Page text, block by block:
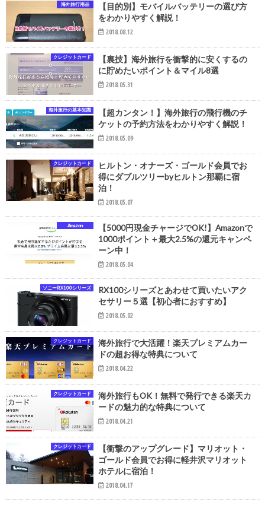
海外旅行用品
【目的別】モバイルバッテリーの選び方
をわかりやすく解説！
2018.08.12
クレジットカード
【裏技】海外旅行を衝撃的に安くするの
に貯めたいポイント＆マイル8選
2018.05.31
海外旅行の基本知識
【超カンタン！】海外旅行の飛行機のチ
ケットの予約方法をわかりやすく解説！
2018.05.09
クレジットカード
ヒルトン・オナーズ・ゴールド会員でお
得にダブルツリーbyヒルトン那覇に宿
泊！
2018.05.07
Amazon
【5000円現金チャージでOK!】Amazonで
1000ポイント＋最大2.5%の還元キャンペ
ーン中！
2018.05.04
ソニーRX100シリーズ
RX100シリーズとあわせて買いたいアク
セサリー５選【初心者におすすめ】
2018.05.02
クレジットカード
海外旅行で大活躍！楽天プレミアムカー
ドの超お得な特典について
2018.04.22
クレジットカード
海外旅行もOK！無料で発行できる楽天カ
ードの魅力的な特典について
2018.04.21
クレジットカード
【衝撃のアップグレード】マリオット・
ゴールド会員でお得に軽井沢マリオット
ホテルに宿泊！
2018.04.17